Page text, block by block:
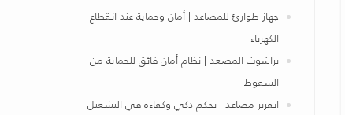
جهاز طوارئ للمصاعد | أمان وحماية عند انقطاع
الكهرباء
براشوت المصعد | نظام أمان فائق للحماية من
السقوط
انفرتر مصاعد | تحكم ذكي وكفاءة في التشغيل